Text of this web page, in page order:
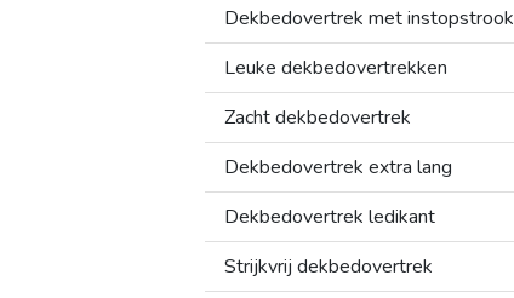
Dekbedovertrek met instopstrook
Leuke dekbedovertrekken
Zacht dekbedovertrek
Dekbedovertrek extra lang
Dekbedovertrek ledikant
Strijkvrij dekbedovertrek